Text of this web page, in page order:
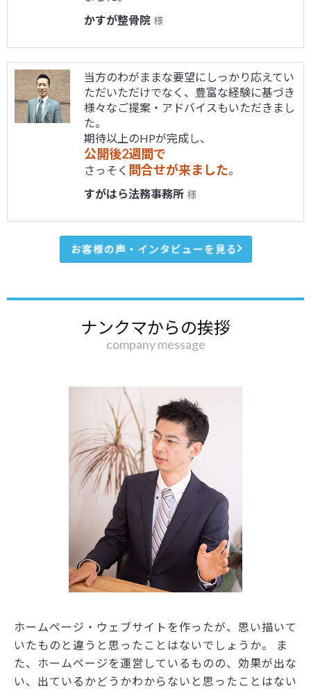
かすが整骨院 様
当方のわがままな要望にしっかり応えてい
ただいただけでなく、豊富な経験に基づき
様々なご提案・アドバイスもいただきまし
た。
期待以上のHPが完成し、
公開後2週間で
さっそく 問合せが来ました。
すがはら法務事務所 様
お客様の声・インタビューを見る
ナンクマからの挨拶
company message
ホームページ・ウェブサイトを作ったが、思い描いて
いたものと違うと思ったことはないでしょうか。 ま
た、ホームページを運営しているものの、効果が出な
い、出ているかどうかわからないと思ったことはない